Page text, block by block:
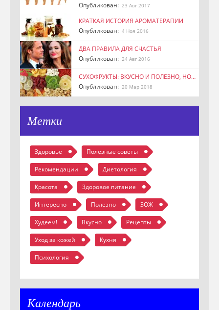
Опубликован: 23 Авг 2017
КРАТКАЯ ИСТОРИЯ АРОМАТЕРАПИИ
Опубликован: 4 Ноя 2016
ДВА ПРАВИЛА ДЛЯ СЧАСТЬЯ
Опубликован: 24 Авг 2016
СУХОФРУКТЫ: ВКУСНО И ПОЛЕЗНО, НО…
Опубликован: 20 Мар 2018
Метки
Здоровье Полезные советы
Рекомендации Диетология
Красота Здоровое питание
Интересно Полезно ЗОЖ
Худеем! Вкусно Рецепты
Уход за кожей Кухня
Психология
Календарь